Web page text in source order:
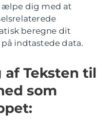
dig med at
beregne dit
indtastede data.
Teksten til
som